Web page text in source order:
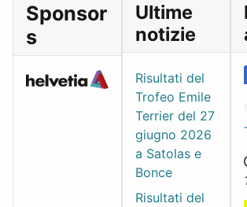
Sponsor
s
Ultime
notizie
Risultati del
Trofeo Emile
Terrier del 27
giugno 2026
a Satolas e
Bonce
Risultati del